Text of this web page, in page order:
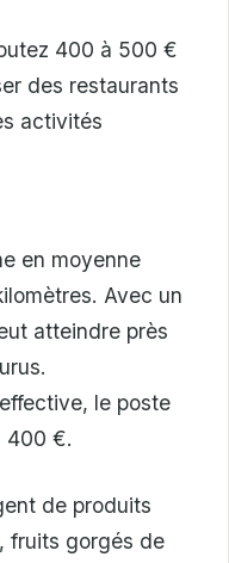
400 à 500 €
des restaurants
activités
en moyenne
Avec un
atteindre près
le poste
400 €.
de produits
fruits gorgés de